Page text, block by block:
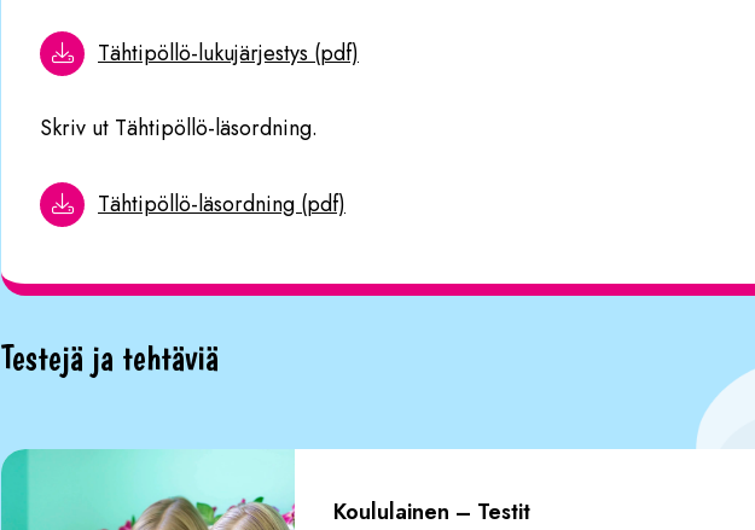
Tähtipöllö-lukujärjestys (pdf)
Skriv ut Tähtipöllö-läsordning.
Tähtipöllö-läsordning (pdf)
Testejä ja tehtäviä
Koululainen – Testit